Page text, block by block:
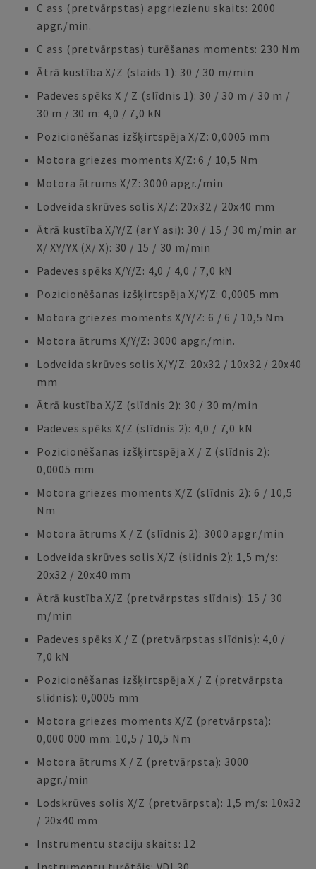
C ass (pretvārpstas) apgriezienu skaits: 2000
apgr./min.
C ass (pretvārpstas) turēšanas moments: 230 Nm
Ātrā kustība X/Z (slaids 1): 30 / 30 m/min
Padeves spēks X / Z (slīdnis 1): 30 / 30 m / 30 m /
30 m / 30 m: 4,0 / 7,0 kN
Pozicionēšanas izšķirtspēja X/Z: 0,0005 mm
Motora griezes moments X/Z: 6 / 10,5 Nm
Motora ātrums X/Z: 3000 apgr./min
Lodveida skrūves solis X/Z: 20x32 / 20x40 mm
Ātrā kustība X/Y/Z (ar Y asi): 30 / 15 / 30 m/min ar
X/ XY/YX (X/ X): 30 / 15 / 30 m/min
Padeves spēks X/Y/Z: 4,0 / 4,0 / 7,0 kN
Pozicionēšanas izšķirtspēja X/Y/Z: 0,0005 mm
Motora griezes moments X/Y/Z: 6 / 6 / 10,5 Nm
Motora ātrums X/Y/Z: 3000 apgr./min.
Lodveida skrūves solis X/Y/Z: 20x32 / 10x32 / 20x40
mm
Ātrā kustība X/Z (slīdnis 2): 30 / 30 m/min
Padeves spēks X/Z (slīdnis 2): 4,0 / 7,0 kN
Pozicionēšanas izšķirtspēja X / Z (slīdnis 2):
0,0005 mm
Motora griezes moments X/Z (slīdnis 2): 6 / 10,5
Nm
Motora ātrums X / Z (slīdnis 2): 3000 apgr./min
Lodveida skrūves solis X/Z (slīdnis 2): 1,5 m/s:
20x32 / 20x40 mm
Ātrā kustība X/Z (pretvārpstas slīdnis): 15 / 30
m/min
Padeves spēks X / Z (pretvārpstas slīdnis): 4,0 /
7,0 kN
Pozicionēšanas izšķirtspēja X / Z (pretvārpsta
slīdnis): 0,0005 mm
Motora griezes moments X/Z (pretvārpsta):
0,000 000 mm: 10,5 / 10,5 Nm
Motora ātrums X / Z (pretvārpsta): 3000
apgr./min
Lodskrūves solis X/Z (pretvārpsta): 1,5 m/s: 10x32
/ 20x40 mm
Instrumentu staciju skaits: 12